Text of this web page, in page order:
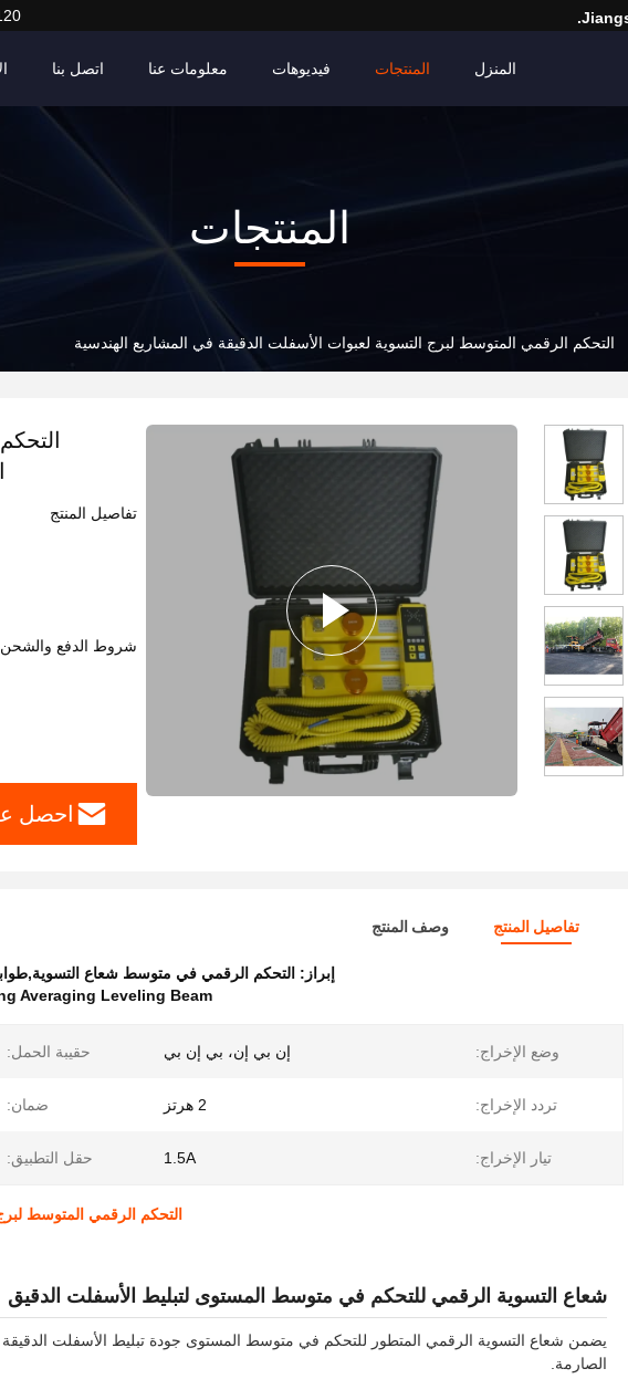
المنزل المنتجات فيديوهات معلومات عنا اتصل بنا
المنتجات
التحكم الرقمي المتوسط لبرج التسوية لعبوات الأسفلت الدقيقة في المشاريع الهندسية
تفاصيل المنتج
شروط الدفع والشحن
احصل
تفاصيل المنتج وصف المنتج
إبراز: التحكم الرقمي في متوسط شعاع
Averaging Leveling Beam
وضع الإخراج: إن بي إن، بي إن بي حقيبة الحمل:
تردد الإخراج: 2 هرتز ضمان:
تيار الإخراج: 1.5A حقل التطبيق:
التحكم الرقمي المتوسط
شعاع التسوية الرقمي للتحكم في متوسط المستوى لتبليط الأسفلت الدقيق
يضمن شعاع التسوية الرقمي المتطور للتحكم في متوسط المستوى جودة تبليط الأسفلت الدقيقة
الصارمة.